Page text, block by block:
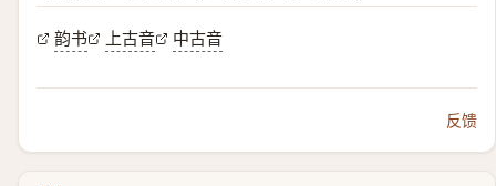
韵书 上古音 中古音
反馈